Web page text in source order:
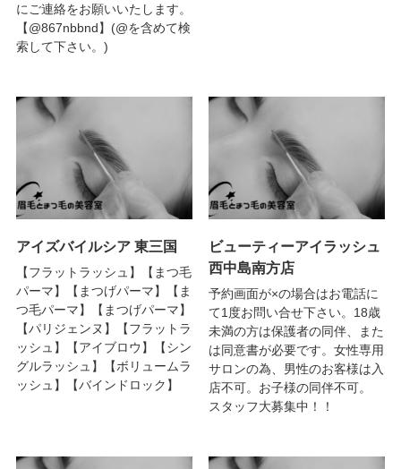
にご連絡をお願いいたします。
【@867nbbnd】(@を含めて検
索して下さい。)
アイズバイルシア 東三国
【フラットラッシュ】【まつ毛
パーマ】【まつげパーマ】【ま
つ毛パーマ】【まつげパーマ】
【パリジェンヌ】【フラットラ
ッシュ】【アイブロウ】【シン
グルラッシュ】【ボリュームラ
ッシュ】【バインドロック】
ビューティーアイラッシュ
西中島南方店
予約画面が×の場合はお電話に
て1度お問い合せ下さい。18歳
未満の方は保護者の同伴、また
は同意書が必要です。女性専用
サロンの為、男性のお客様は入
店不可。お子様の同伴不可。
スタッフ大募集中！！